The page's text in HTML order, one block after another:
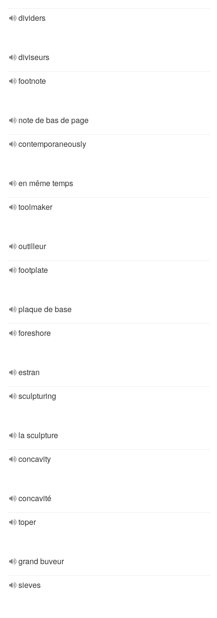
dividers
diviseurs
footnote
note de bas de page
contemporaneously
en même temps
toolmaker
outilleur
footplate
plaque de base
foreshore
estran
sculpturing
la sculpture
concavity
concavité
toper
grand buveur
sieves